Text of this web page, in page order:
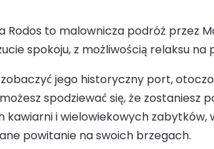
to malownicza podróż przez
spokoju, z możliwością relaksu
zobaczyć jego historyczny port,
spodziewać się, że
i wielowiekowych zabytków,
powitanie na swoich brzegach.